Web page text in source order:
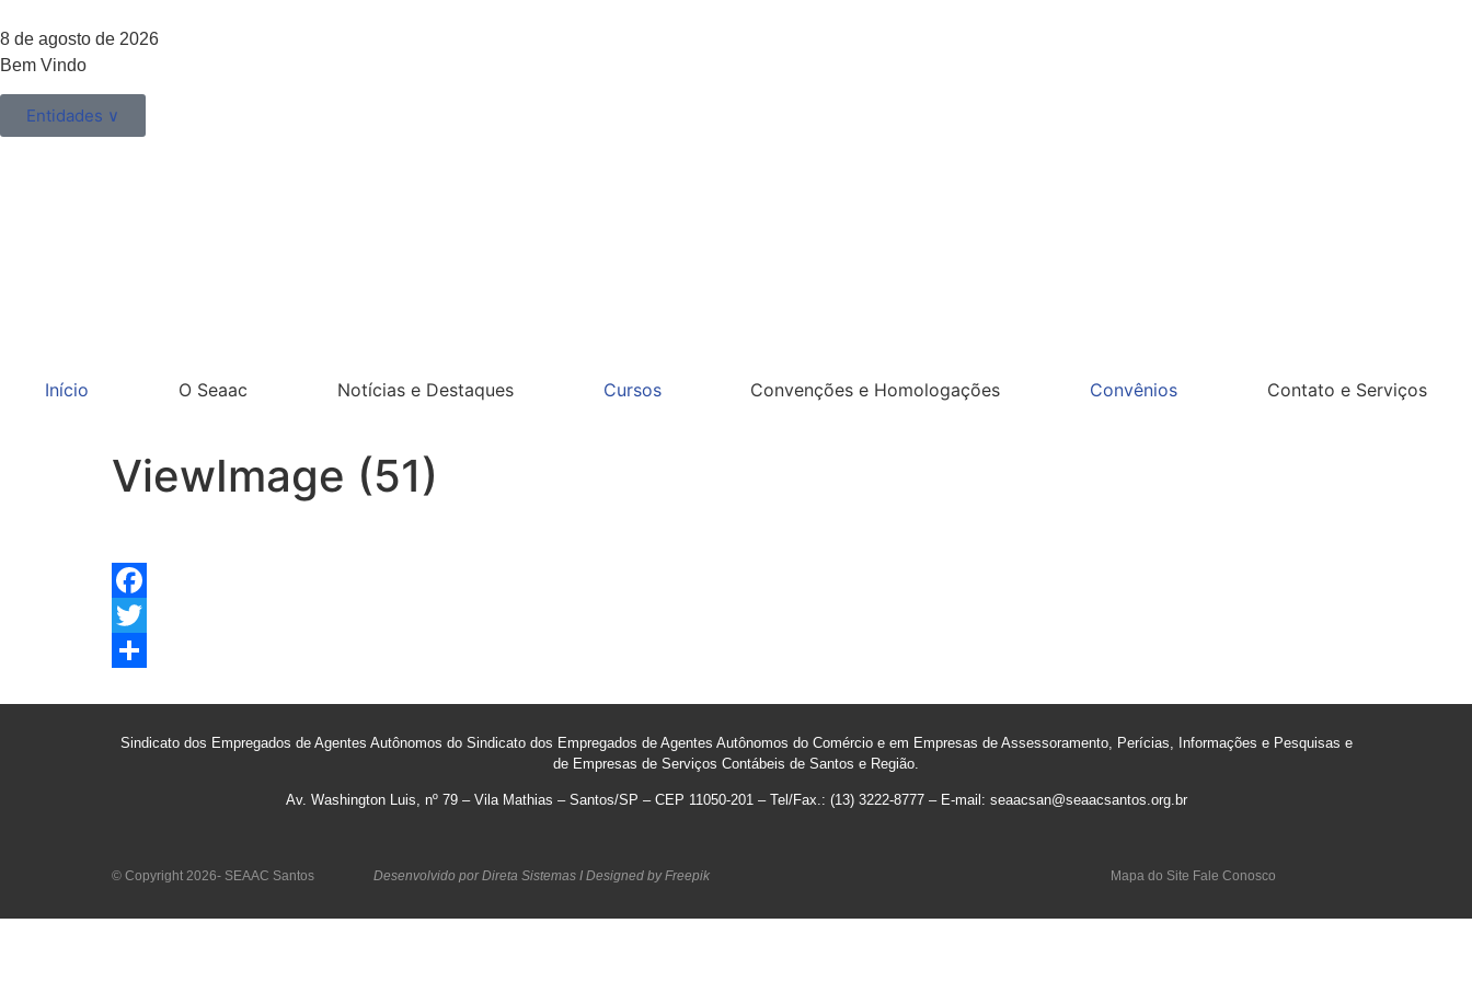
8 de agosto de 2026
Bem Vindo
Entidades ∨
Início O Seaac Notícias e Destaques Cursos Convenções e Homologações Convênios Contato e Serviços
ViewImage (51)
Facebook
Twitter
Sindicato dos Empregados de Agentes Autônomos do Sindicato dos Empregados de Agentes Autônomos do Comércio e em Empresas de Assessoramento, Perícias, Informações e Pesquisas e
de Empresas de Serviços Contábeis de Santos e Região
Av. Washington Luis, nº 79 – Vila Mathias – Santos/SP – CEP 11050-201 – Tel/Fax.: (13) 3222-8777 – E-mail: seaacsan@seaacsantos.org.br
© Copyright 2026- SEAAC Santos Desenvolvido por Direta Sistemas IDesigned by Freepik Mapa do Site Fale Conosco